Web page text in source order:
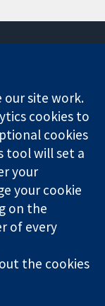
News
Press office
About us
작업
Cochrane
Library
and a
registered in
718 2127 49.
our site work.
cookies to
cookies
tool will set a
your
your cookie
on the
of every
the cookies